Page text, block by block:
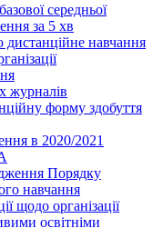
середньої
за 5 хв
навчання
журналів
форму здобуття
в 2020/2021
Порядку
навчання
щодо організації
освітніми